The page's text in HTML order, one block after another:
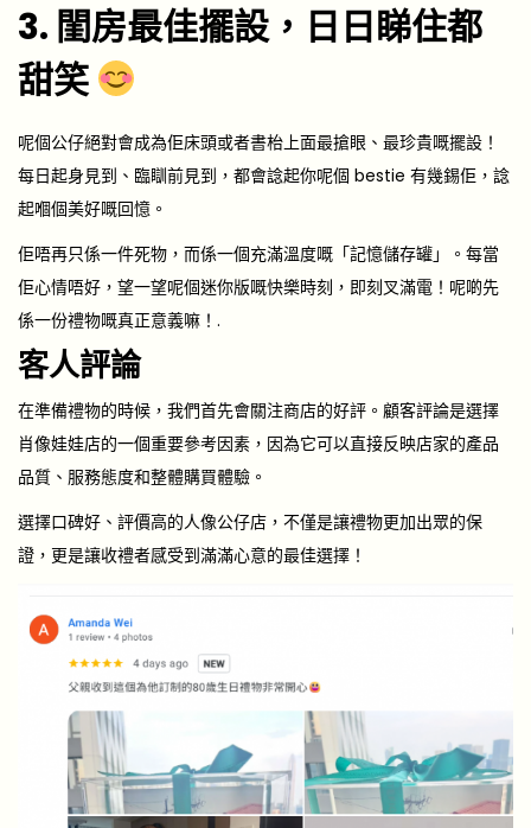
3. 閨房最佳擺設，日日睇住都
甜笑
呢個公仔絕對會成為佢床頭或者書枱上面最搶眼、最珍貴嘅擺設！
每日起身見到、臨瞓前見到，都會諗起你呢個 bestie 有幾錫佢，諗
起嗰個美好嘅回憶。
佢唔再只係一件死物，而係一個充滿溫度嘅「記憶儲存罐」。每當
佢心情唔好，望一望呢個迷你版嘅快樂時刻，即刻叉滿電！呢啲先
係一份禮物嘅真正意義嘛！.
客人評論
在準備禮物的時候，我們首先會關注商店的好評。顧客評論是選擇
肖像娃娃店的一個重要參考因素，因為它可以直接反映店家的產品
品質、服務態度和整體購買體驗。
選擇口碑好、評價高的人像公仔店，不僅是讓禮物更加出眾的保
證，更是讓收禮者感受到滿滿心意的最佳選擇 ！